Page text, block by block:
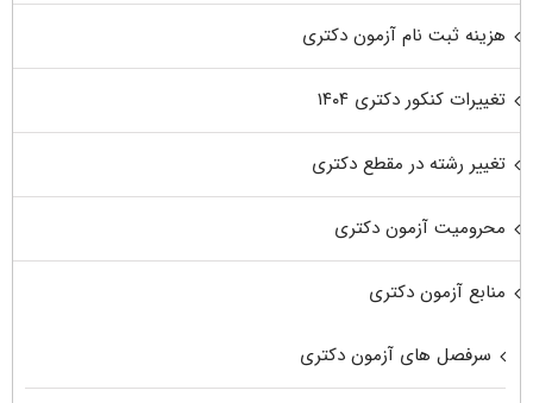
هزینه ثبت نام آزمون دکتری
تغییرات کنکور دکتری ۱۴۰۴
تغییر رشته در مقطع دکتری
محرومیت آزمون دکتری
منابع آزمون دکتری
سرفصل های آزمون دکتری